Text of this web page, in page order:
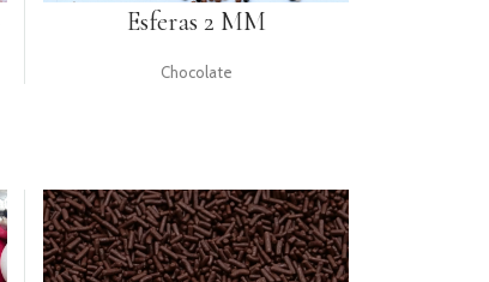
Esferas 2 MM
Chocolate